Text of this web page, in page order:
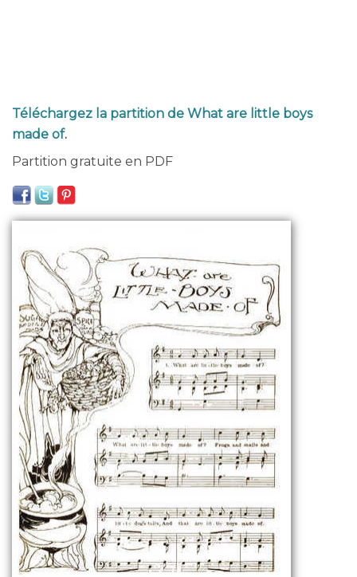
Téléchargez la partition de What are little boys
made of.
Partition gratuite en PDF